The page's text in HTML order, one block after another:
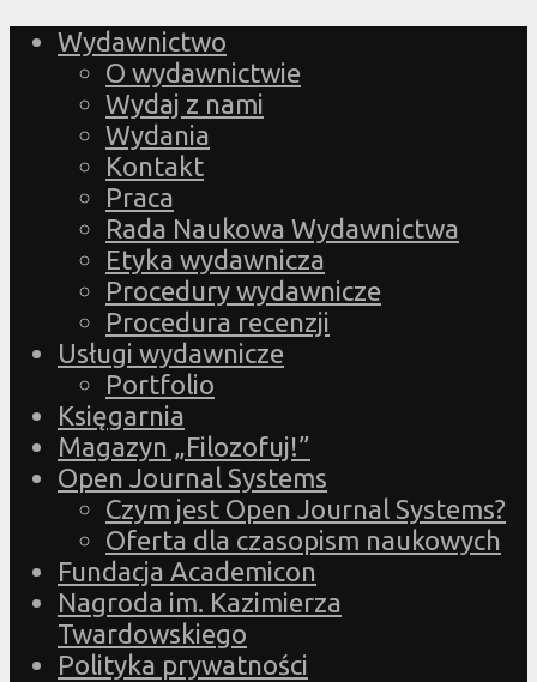
Wydawnictwo
O wydawnictwie
Wydaj z nami
Wydania
Kontakt
Praca
Rada Naukowa Wydawnictwa
Etyka wydawnicza
Procedury wydawnicze
Procedura recenzji
Usługi wydawnicze
Portfolio
Księgarnia
Magazyn „Filozofuj!”
Open Journal Systems
Czym jest Open Journal Systems?
Oferta dla czasopism naukowych
Fundacja Academicon
Nagroda im. Kazimierza
Twardowskiego
Polityka prywatności